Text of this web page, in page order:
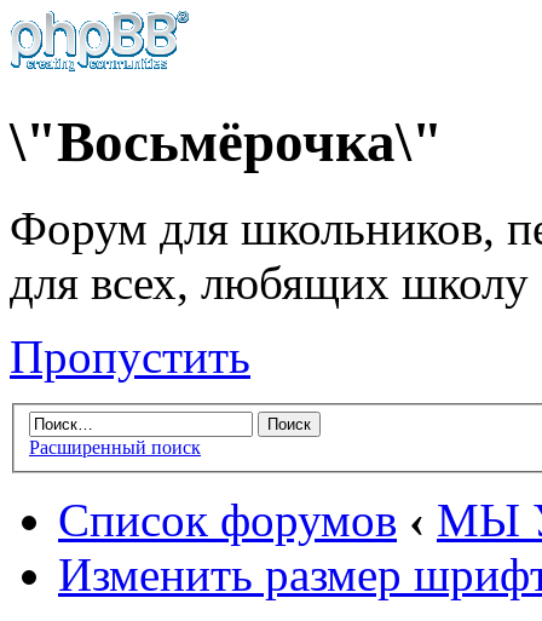
\"Восьмёрочка\"
Форум для школьников,
для всех, любящих школу
Пропустить
Расширенный поиск
Список форумов ‹ МЫ
Изменить размер